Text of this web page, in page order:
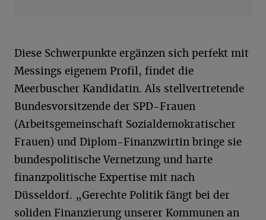
Diese Schwerpunkte ergänzen sich perfekt mit
Messings eigenem Profil, findet die
Meerbuscher Kandidatin. Als stellvertretende
Bundesvorsitzende der SPD-Frauen
(Arbeitsgemeinschaft Sozialdemokratischer
Frauen) und Diplom-Finanzwirtin bringe sie
bundespolitische Vernetzung und harte
finanzpolitische Expertise mit nach
Düsseldorf. „Gerechte Politik fängt bei der
soliden Finanzierung unserer Kommunen an